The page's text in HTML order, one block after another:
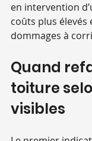
en intervention
coûts plus élevés
dommages à
Quand
toiture
visibles